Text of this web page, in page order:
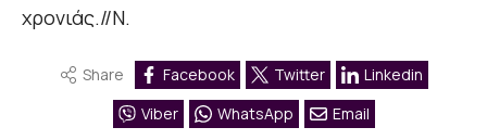
χρονιάς.//N.
Share Facebook Twitter
Linkedin
Viber
WhatsApp Email